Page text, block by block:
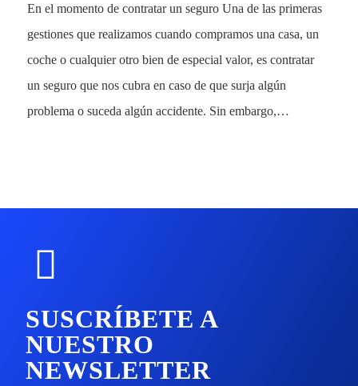
En el momento de contratar un seguro Una de las primeras
gestiones que realizamos cuando compramos una casa, un
coche o cualquier otro bien de especial valor, es contratar
un seguro que nos cubra en caso de que surja algún
problema o suceda algún accidente. Sin embargo,…
SUSCRÍBETE A
NUESTRO
NEWSLETTER